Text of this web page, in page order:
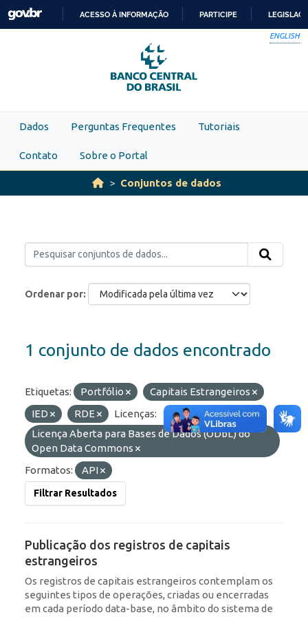
Skip to main content
PARA
O
CONTEÚDO
ACESSO À INFORMAÇÃO PARTICIPE
ENGLISH
Dados Perguntas Frequentes Tutoriais
Contato Sobre o Portal
Conjuntos de dados
Ordenar por
1 conjunto de dados encontrado
Etiquetas: Portfólio
Capitais Estrangeiros
IED
RDE
Licenças:
Licença Aberta para Bases de Dados (ODbL) do
Open Data Commons
Formatos:
API
Filtrar Resultados
Publicação dos registros de capitais
estrangeiros
Os registros de capitais estrangeiros contemplam os
seguintes tipos de operações, criadas ou encerradas
em cada período data-base, no âmbito do sistema de